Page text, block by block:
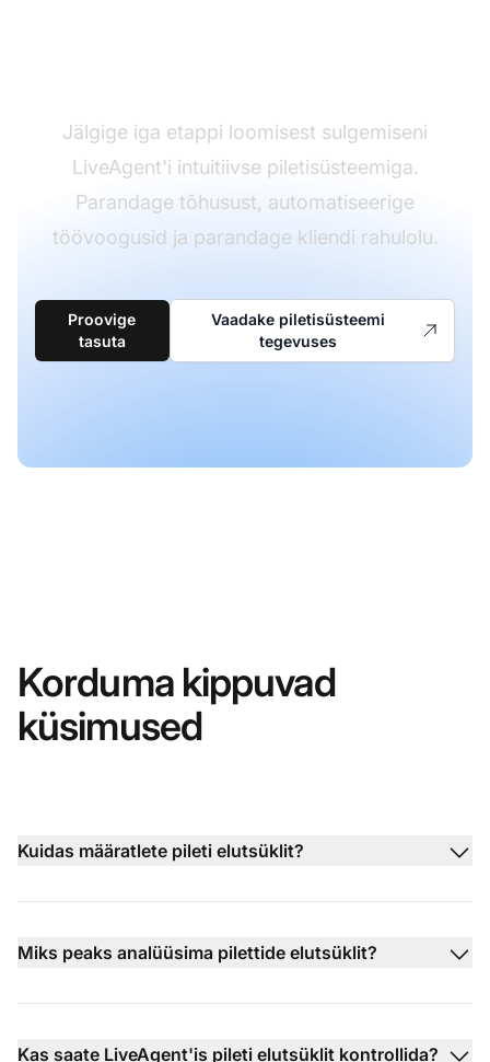
Jälgige iga etappi loomisest sulgemiseni
LiveAgent'i intuitiivse piletisüsteemiga.
Parandage tõhusust, automatiseerige
töövoogusid ja parandage kliendi rahulolu.
Proovige
tasuta
Vaadake piletisüsteemi
tegevuses
Korduma kippuvad
küsimused
Kuidas määratlete pileti elutsüklit?
Miks peaks analüüsima pilettide elutsüklit?
Kas saate LiveAgent'is pileti elutsüklit kontrollida?